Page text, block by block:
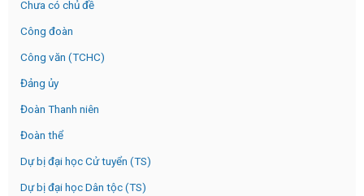
Chưa có chủ đề
Công đoàn
Công văn (TCHC)
Đảng ủy
Đoàn Thanh niên
Đoàn thể
Dự bị đại học Cử tuyển (TS)
Dự bị đại học Dân tộc (TS)